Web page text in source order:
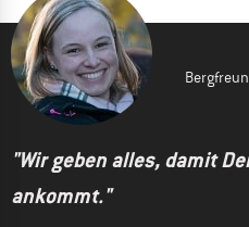
"Wir geben alles, damit
ankommt."